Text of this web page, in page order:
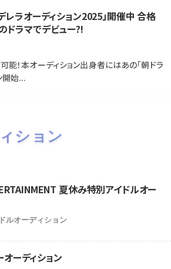
レラオーディション2025」開催中 合格
ラマでデビュー?!
！本オーディション出身者にはあの「朝ドラ
開始...
ション
夏休み特別アイドルオー
ルオーディション
ーディション